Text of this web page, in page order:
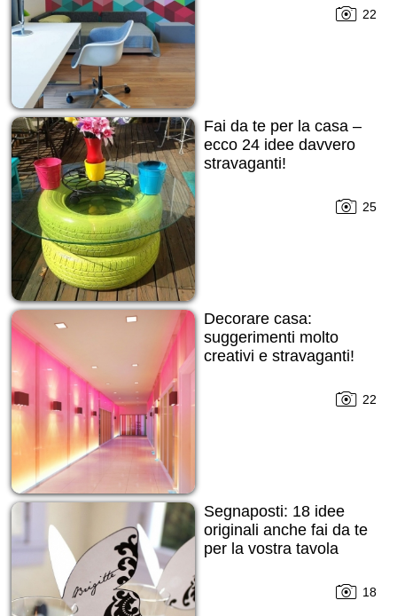
22
Fai da te per la casa –
ecco 24 idee davvero
stravaganti!
25
Decorare casa:
suggerimenti molto
creativi e stravaganti!
22
Segnaposti: 18 idee
originali anche fai da te
per la vostra tavola
18